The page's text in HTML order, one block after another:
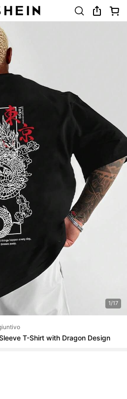
1/17
T-Shirt with Dragon Design